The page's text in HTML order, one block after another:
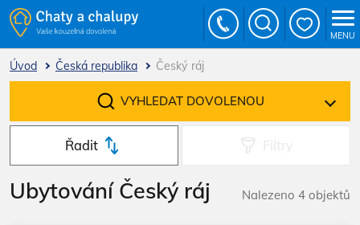
Úvod Česká republika Český ráj
Řadit
Ubytování Český ráj Nalezeno 4 objektů
VYHLEDAT DOVOLENOU
MENU